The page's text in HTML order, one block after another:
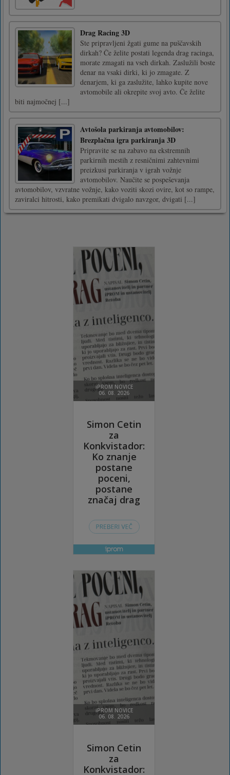
Drag Racing 3D
Ste pripravljeni žgati gume na puščavskih
dirkah? Če želite postati legenda drag racinga,
morate zmagati na vseh dirkah. Zaslužili boste
denar na vsaki dirki, ki jo zmagate. Z
denarjem, ki ga zaslužite, lahko kupite nove
avtomobile ali okrepite svoj avto. Če želite
biti najmočnej [...]
Avtošola parkiranja avtomobilov:
Brezplačna igra parkiranja 3D
Pripravite se na zabavo na ekstremnih
parkirnih mestih z resničnimi zahtevnimi
preizkusi parkiranja v igrah vožnje
avtomobilov. Naučite se pospeševanja
avtomobilov, vzvratne vožnje, kako voziti skozi ovire, kot so rampe,
zaviralci hitrosti, kako premikati dvigalo navzgor, dvigati [...]